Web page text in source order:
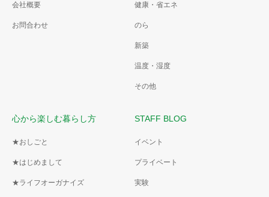
会社概要
お問合わせ
健康・省エネ
のら
新築
温度・湿度
その他
心から楽しむ暮らし方
★おしごと
★はじめまして
★ライフオーガナイズ
STAFF BLOG
イベント
プライベート
実験